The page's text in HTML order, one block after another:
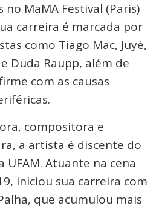
no MaMA Festival (Paris)
carreira é marcada por
como Tiago Mac, Juyè,
Duda Raupp, além de
com as causas
compositora e
a artista é discente do
UFAM. Atuante na cena
iniciou sua carreira com
que acumulou mais